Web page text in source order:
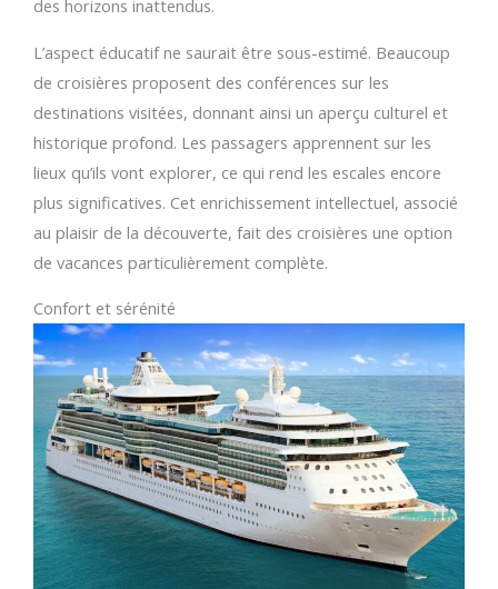
des horizons inattendus.
L’aspect éducatif ne saurait être sous-estimé. Beaucoup
de croisières proposent des conférences sur les
destinations visitées, donnant ainsi un aperçu culturel et
historique profond. Les passagers apprennent sur les
lieux qu’ils vont explorer, ce qui rend les escales encore
plus significatives. Cet enrichissement intellectuel, associé
au plaisir de la découverte, fait des croisières une option
de vacances particulièrement complète.
Confort et sérénité